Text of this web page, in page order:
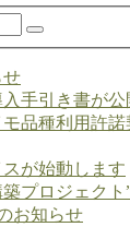
せ
手引き書が公
品種利用許
が始動します
プロジェクト
お知らせ